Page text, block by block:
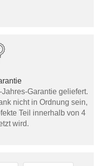
Garantie geliefert.
nicht in Ordnung sein,
Teil innerhalb von 4
wird.